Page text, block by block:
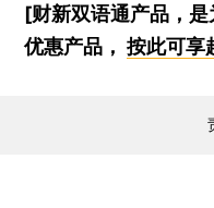
[财新双语通产品，
优惠产品，按此可享